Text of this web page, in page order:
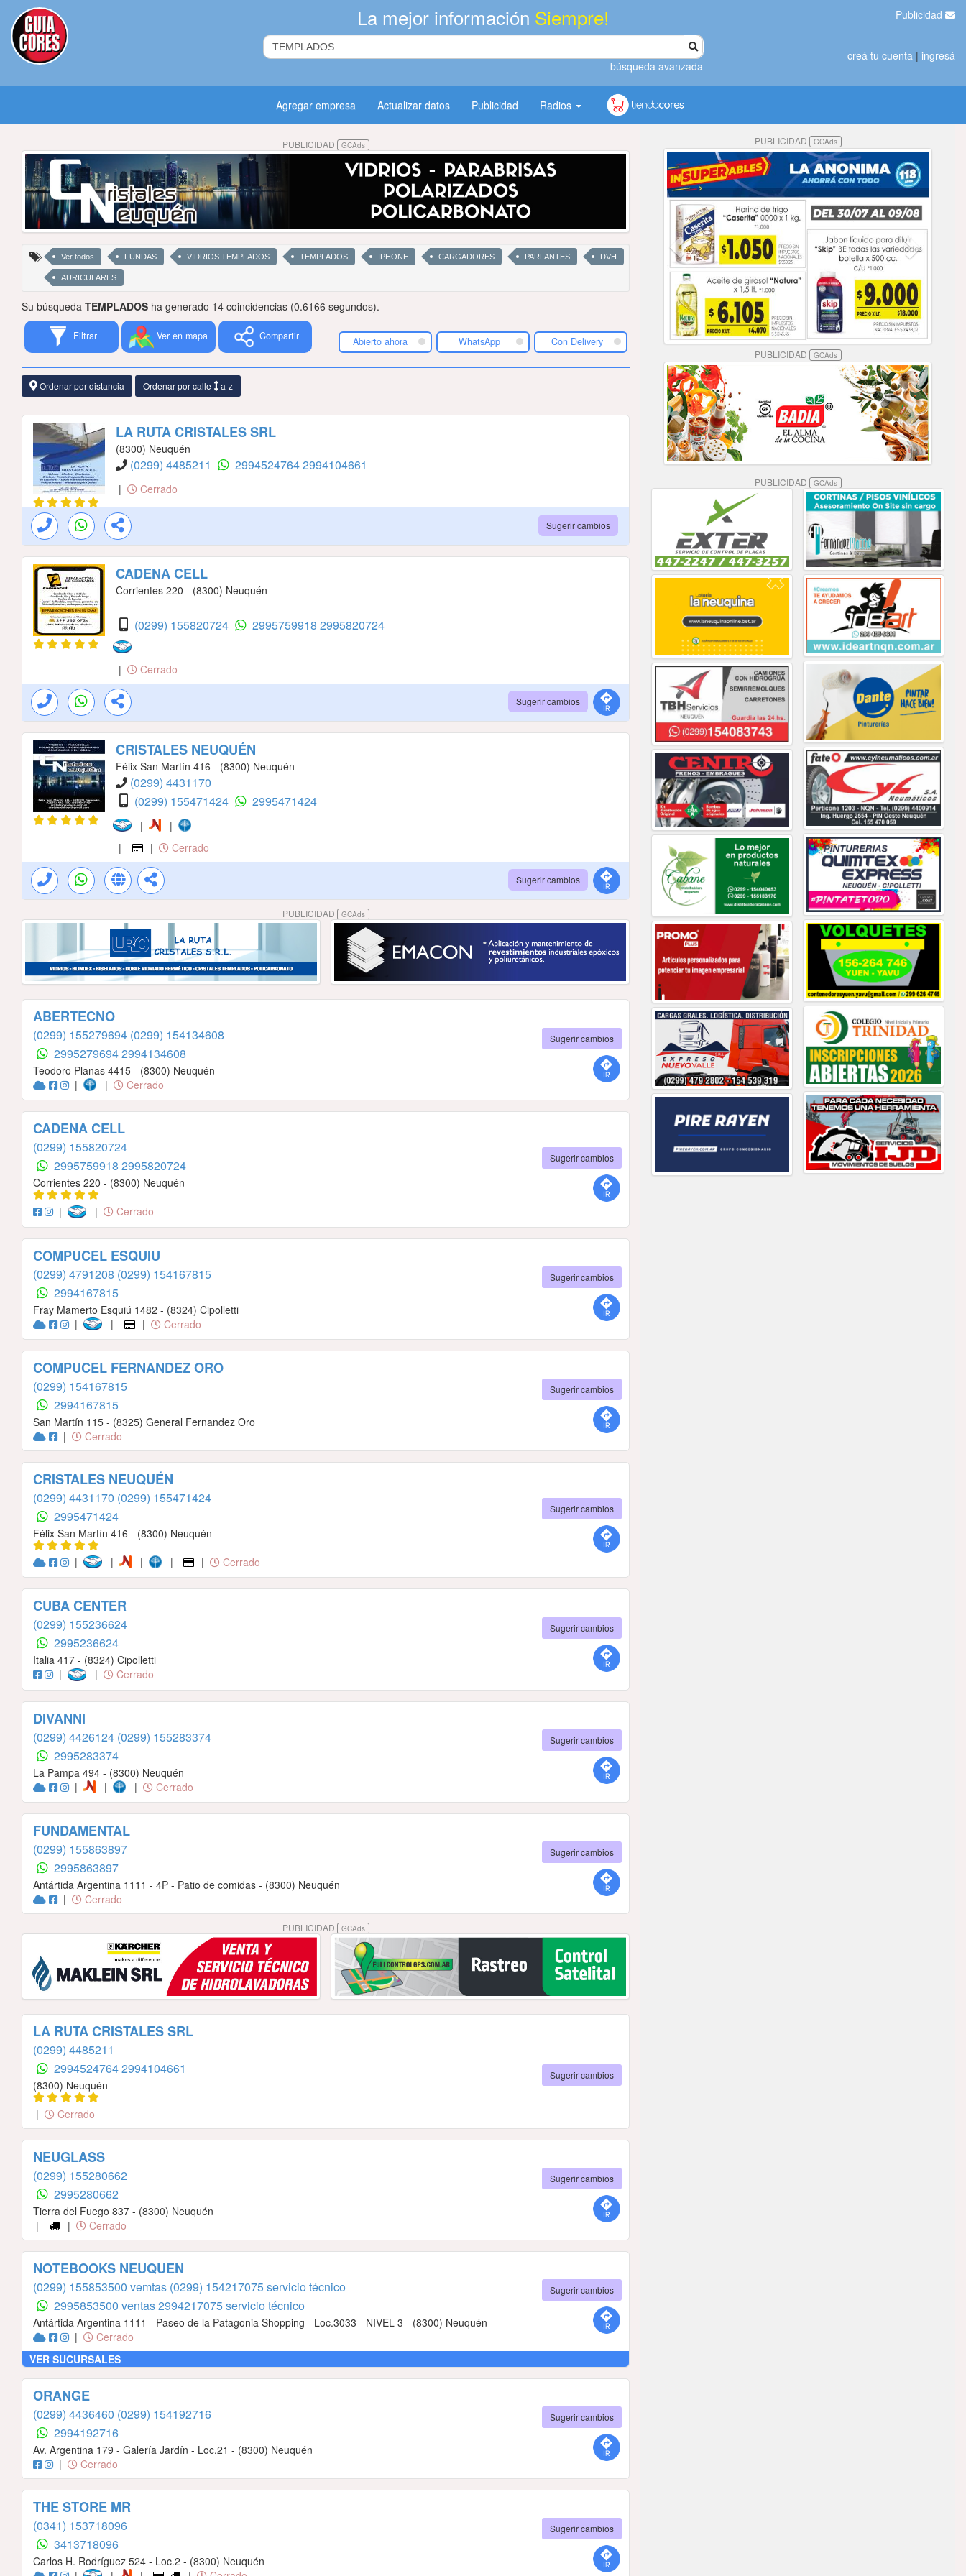
La mejor información Siempre!
búsqueda avanzada
Publicidad
creá tu cuenta | ingresá
Agregar empresa Actualizar datos Publicidad Radios
PUBLICIDAD GCAds
Ver todos FUNDAS VIDRIOS TEMPLADOS TEMPLADOS IPHONE CARGADORES PARLANTES DVH
AURICULARES
Su búsqueda TEMPLADOS ha generado 14 coincidencias (0.6166 segundos).
Filtrar Ver en mapa Compartir Abierto ahora WhatsApp Con Delivery
Ordenar por distancia Ordenar por calle a-z
LA RUTA CRISTALES SRL
(8300) Neuquén
(0299) 4485211 29945247642994104661
| Cerrado
Sugerir cambios
CADENA CELL
Corrientes 220 - (8300) Neuquén
(0299) 155820724 2995759918 2995820724
| Cerrado
Sugerir cambios
CRISTALES NEUQUÉN
Félix San Martín 416 - (8300) Neuquén
(0299) 4431170
(0299) 155471424
2995471424
|
|
|
| Cerrado
Sugerir cambios
PUBLICIDAD GCAds
ABERTECNO
(0299) 155279694 (0299) 154134608
29952796942994134608
Teodoro Planas 4415 - (8300) Neuquén
|
| Cerrado
Sugerir cambios
CADENA CELL
(0299) 155820724
2995759918 2995820724
Corrientes 220 - (8300) Neuquén
|
| Cerrado
Sugerir cambios
COMPUCEL ESQUIU
(0299) 4791208 (0299) 154167815
2994167815
Fray Mamerto Esquiú 1482 - (8324) Cipolletti
|
| | Cerrado
Sugerir cambios
COMPUCEL FERNANDEZ ORO
(0299) 154167815
2994167815
San Martín 115 - (8325) General Fernandez Oro
|
Cerrado
Sugerir cambios
CRISTALES NEUQUÉN
(0299) 4431170 (0299) 155471424
2995471424
Félix San Martín 416 - (8300) Neuquén
|
| | | | Cerrado
Sugerir cambios
CUBA CENTER
(0299) 155236624
2995236624
Italia 417 - (8324) Cipolletti
|
| Cerrado
Sugerir cambios
DIVANNI
(0299) 4426124 (0299) 155283374
2995283374
La Pampa 494 - (8300) Neuquén
|
| | Cerrado
Sugerir cambios
FUNDAMENTAL
(0299) 155863897
2995863897
Antártida Argentina 1111 - 4P - Patio de comidas - (8300) Neuquén
|
Cerrado
Sugerir cambios
PUBLICIDAD GCAds
LA RUTA CRISTALES SRL
(0299) 4485211
29945247642994104661
(8300) Neuquén
|
Cerrado
Sugerir cambios
NEUGLASS
(0299) 155280662
2995280662
Tierra del Fuego 837 - (8300) Neuquén
|
| Cerrado
Sugerir cambios
NOTEBOOKS NEUQUEN
(0299) 155853500 vemtas (0299) 154217075 servicio técnico
2995853500 ventas2994217075 servicio técnico
Antártida Argentina 1111 - Paseo de la Patagonia Shopping - Loc.3033 - NIVEL 3 - (8300) Neuquén
|
Cerrado
Sugerir cambios
VER SUCURSALES
ORANGE
(0299) 4436460 (0299) 154192716
2994192716
Av. Argentina 179 - Galería Jardín - Loc.21 - (8300) Neuquén
|
Cerrado
Sugerir cambios
THE STORE MR
(0341) 153718096
3413718096
Carlos H. Rodríguez 524 - Loc.2 - (8300) Neuquén
Sugerir cambios
PUBLICIDAD GCAds
PUBLICIDAD GCAds
PUBLICIDAD GCAds